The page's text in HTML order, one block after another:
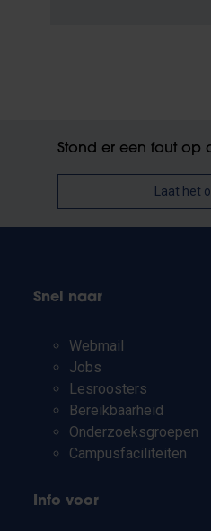
Stond er een fout op
Laat het
Snel naar
Webmail
Jobs
Lesroosters
Bereikbaarheid
Onderzoeksgroepen
Campusfaciliteiten
Info voor